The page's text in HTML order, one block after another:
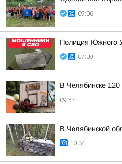
09:06
Полиция Южного
07:09
В Челябинске
09:57
В Челябинской
10:34